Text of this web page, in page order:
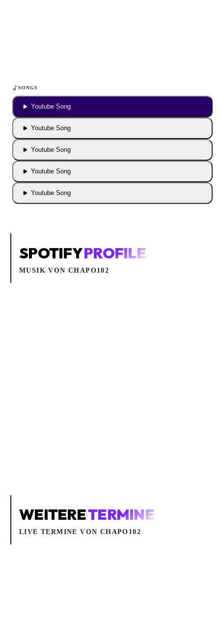
SONGS
Youtube Song
Youtube Song
Youtube Song
Youtube Song
Youtube Song
SPOTIFYPROFILE
MUSIK VONCHAPO102
WEITERETERMINE
LIVE TERMINE VON CHAPO102